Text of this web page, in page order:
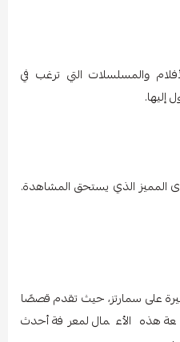
والمسلسلات التي ترغب في
إليها.
المميز الذي يستحق المشاهدة.
على سمارتز، حيث تقدم قصصًا
هذه الأعمال لمعرفة أحدث